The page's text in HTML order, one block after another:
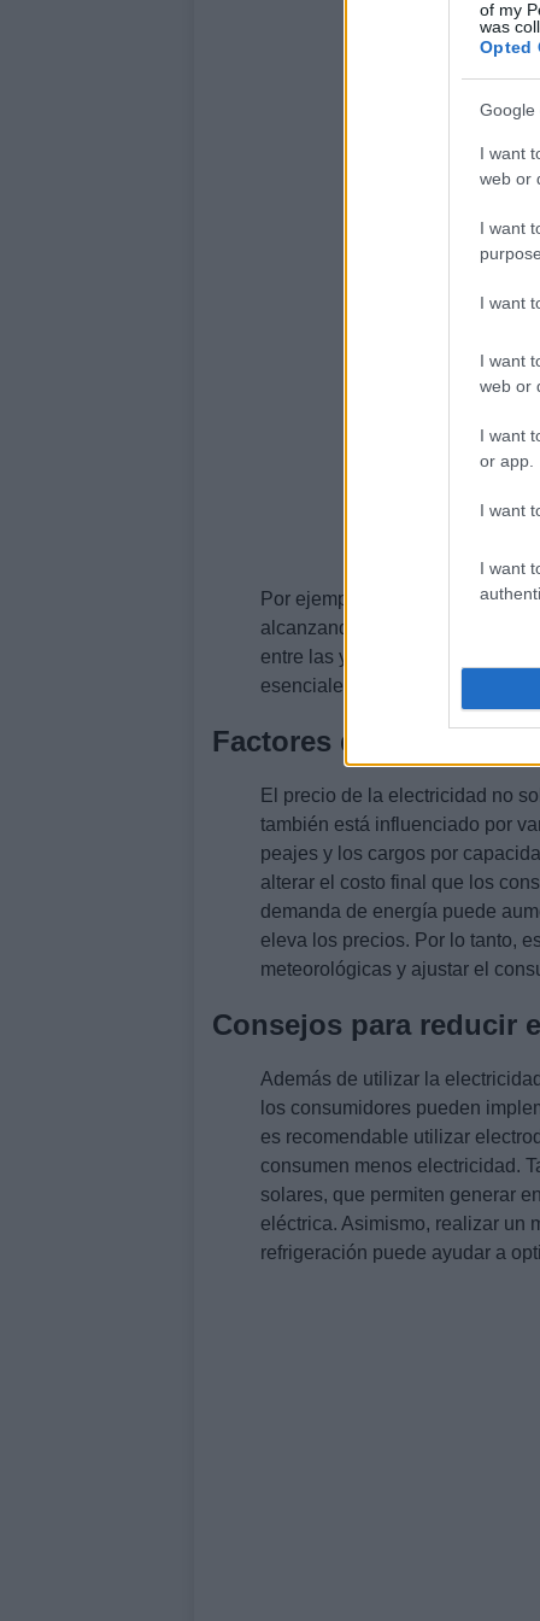
of my
was
Opted
Google
I want
web or
I want
I want
I want
web or
I want
or app.
I want
I want
Por ejemplo, en el día de hoy,
alcanzando un precio de
entre las y las , con un costo de
esenciales para planificar el
Factores que influyen
El precio de la electricidad no
también está influenciado por
peajes y los cargos por
alterar el costo final que los
demanda de energía puede
eleva los precios. Por lo tanto,
meteorológicas y ajustar el
Consejos para reducir
Además de utilizar la
los consumidores pueden
es recomendable utilizar
consumen menos electricidad.
solares, que permiten generar
eléctrica. Asimismo, realizar un
refrigeración puede ayudar a